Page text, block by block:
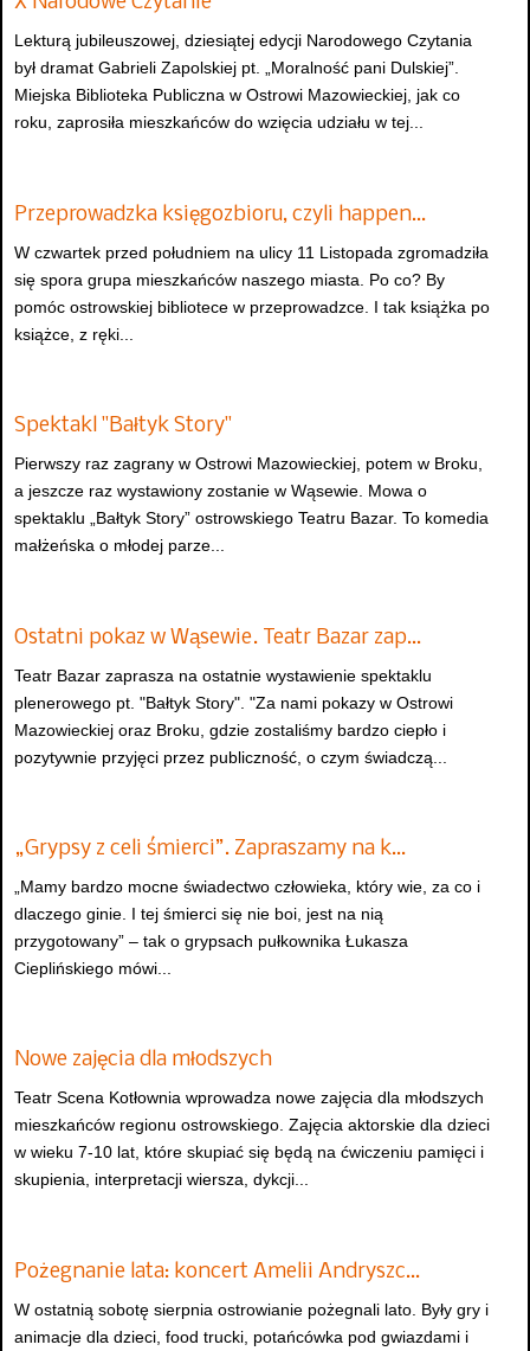
Lekturą jubileuszowej, dziesiątej edycji Narodowego Czytania
był dramat Gabrieli Zapolskiej pt. „Moralność pani Dulskiej”.
Miejska Biblioteka Publiczna w Ostrowi Mazowieckiej, jak co
roku, zaprosiła mieszkańców do wzięcia udziału w tej...
Przeprowadzka księgozbioru, czyli happen…
W czwartek przed południem na ulicy 11 Listopada zgromadziła
się spora grupa mieszkańców naszego miasta. Po co? By
pomóc ostrowskiej bibliotece w przeprowadzce. I tak książka po
książce, z ręki...
Spektakl "Bałtyk Story"
Pierwszy raz zagrany w Ostrowi Mazowieckiej, potem w Broku,
a jeszcze raz wystawiony zostanie w Wąsewie. Mowa o
spektaklu „Bałtyk Story” ostrowskiego Teatru Bazar. To komedia
małżeńska o młodej parze...
Ostatni pokaz w Wąsewie. Teatr Bazar zap…
Teatr Bazar zaprasza na ostatnie wystawienie spektaklu
plenerowego pt. "Bałtyk Story". "Za nami pokazy w Ostrowi
Mazowieckiej oraz Broku, gdzie zostaliśmy bardzo ciepło i
pozytywnie przyjęci przez publiczność, o czym świadczą...
„Grypsy z celi śmierci”. Zapraszamy na k…
„Mamy bardzo mocne świadectwo człowieka, który wie, za co i
dlaczego ginie. I tej śmierci się nie boi, jest na nią
przygotowany” – tak o grypsach pułkownika Łukasza
Cieplińskiego mówi...
Nowe zajęcia dla młodszych
Teatr Scena Kotłownia wprowadza nowe zajęcia dla młodszych
mieszkańców regionu ostrowskiego. Zajęcia aktorskie dla dzieci
w wieku 7-10 lat, które skupiać się będą na ćwiczeniu pamięci i
skupienia, interpretacji wiersza, dykcji...
Pożegnanie lata: koncert Amelii Andryszc…
W ostatnią sobotę sierpnia ostrowianie pożegnali lato. Były gry i
animacje dla dzieci, food trucki, potańcówka pod gwiazdami i